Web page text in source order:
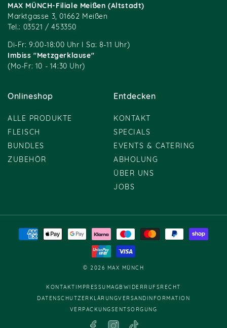
MAX MÜNCH-Filiale Meißen (Altstadt)
Marktgasse 3, 01662 Meißen
Tel.: 03521 / 453350
Di-Fr: 9:00-18:00 Uhr I Sa: 8-11 Uhr)
Imbiss "Metzgerklause"
(Mo-Fr: 10 - 14:30 Uhr)
Onlineshop
ALLE PRODUKTE
FLEISCH
BUNDLES
ZUBEHÖR
Entdecken
KONTAKT
SPECIALS
EVENTS & CATERING
ABHOLUNG
ÜBER UNS
JOBS
Zahlungsmethoden
© 2026 MAX MÜNCH
KONTAKT IMPRESSUMAGB WIDERRUFSRECHT
DATENSCHUTZERKLÄRUNGVERSANDINFORMATION
VERPACKUNGSENTSORGUNG